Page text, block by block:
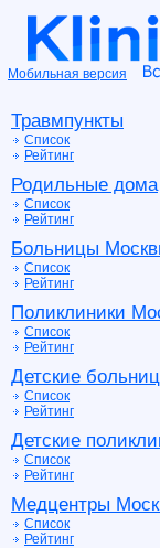
Травмпункты
Список
Рейтинг
Родильные дома
Список
Рейтинг
Больницы
Список
Рейтинг
Поликлиники
Список
Рейтинг
Детские
Список
Рейтинг
Детские
Список
Рейтинг
Медцентры
Список
Рейтинг
Мобильная версия